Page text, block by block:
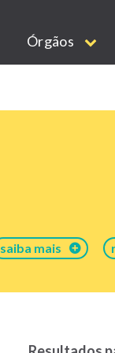
Órgãos
saiba mais